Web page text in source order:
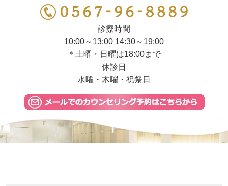
診療時間
10:00～13:00 14:30～19:00
＊土曜・日曜は18:00まで
休診日
水曜・木曜・祝祭日